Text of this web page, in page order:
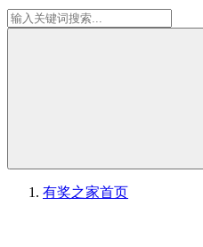
有奖之家首页